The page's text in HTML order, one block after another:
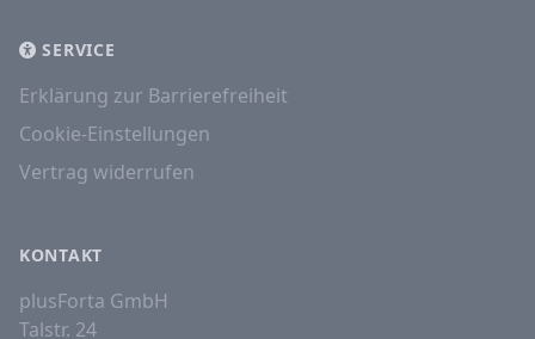
SERVICE
Erklärung zur Barrierefreiheit
Cookie-Einstellungen
Vertrag widerrufen
KONTAKT
plusForta GmbH
Talstr. 24